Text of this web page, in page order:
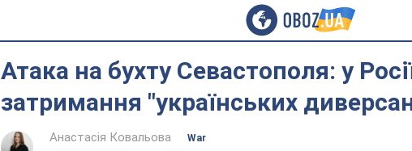
Атака на бухту Севастополя: у
затримання "українських
Анастасія Ковальова
War